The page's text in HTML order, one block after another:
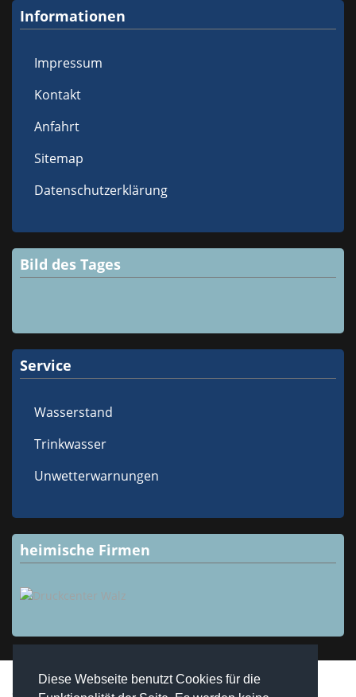
Diese Webseite benutzt Cookies für die
Informationen
Impressum
Kontakt
Anfahrt
Sitemap
Datenschutzerklärung
Bild des Tages
Service
Wasserstand
Trinkwasser
Unwetterwarnungen
heimische Firmen
Copyright © 2026 Westheim / Unterfranken. Alle Rechte